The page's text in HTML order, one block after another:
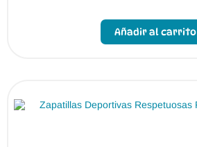
Añadir al carrito